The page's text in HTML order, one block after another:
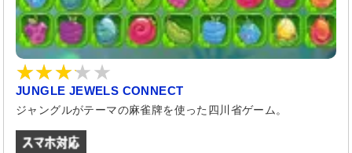
JUNGLE JEWELS CONNECT
ジャングルがテーマの麻雀牌を使った四川省ゲーム。